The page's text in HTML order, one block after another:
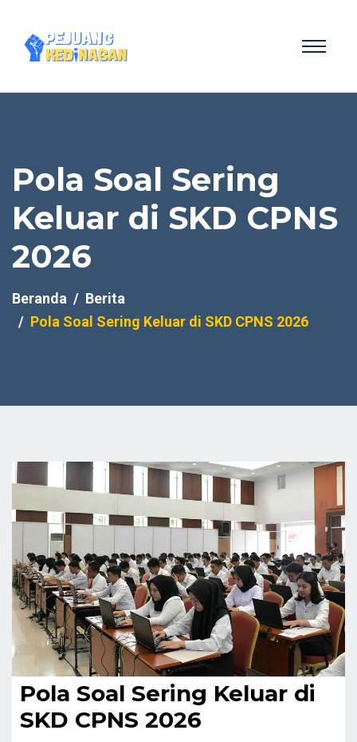
Pola Soal Sering
Keluar di SKD CPNS
2026
Beranda
Berita
Pola Soal Sering Keluar di SKD CPNS 2026
Pola Soal Sering Keluar di
SKD CPNS 2026